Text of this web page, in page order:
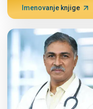
Imenovanje knjige